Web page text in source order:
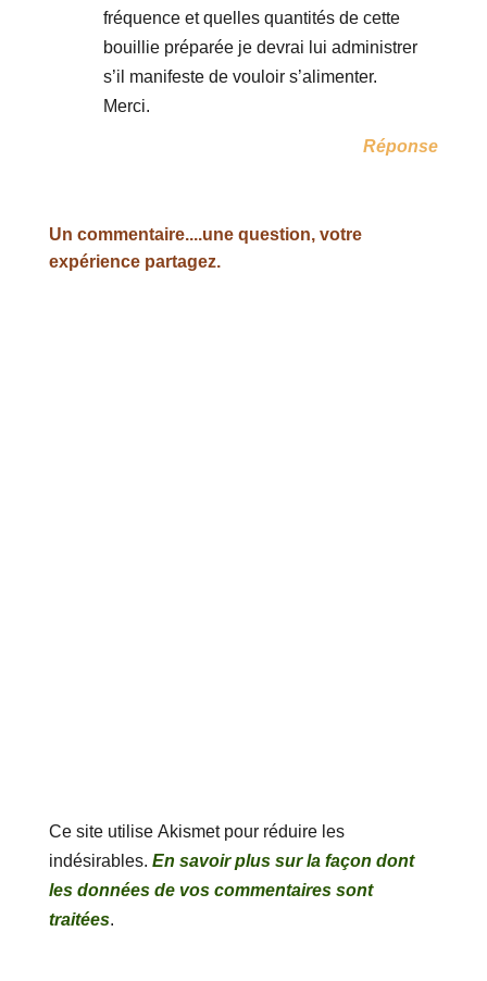
fréquence et quelles quantités de cette
bouillie préparée je devrai lui administrer
s’il manifeste de vouloir s’alimenter.
Merci.
Réponse
Un commentaire....une question, votre
expérience partagez.
Ce site utilise Akismet pour réduire les
indésirables. En savoir plus sur la façon dont
les données de vos commentaires sont
traitées.